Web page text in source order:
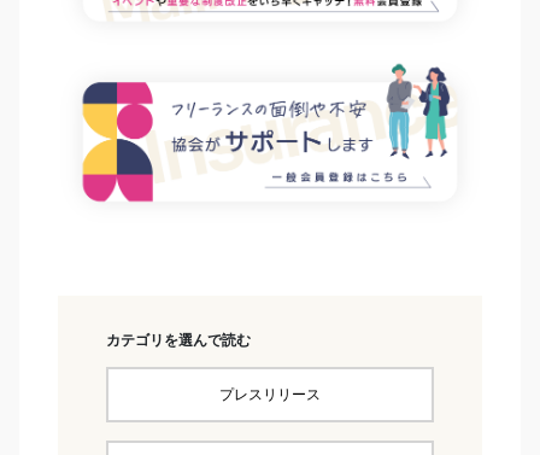
カテゴリを選んで読む
プレスリリース